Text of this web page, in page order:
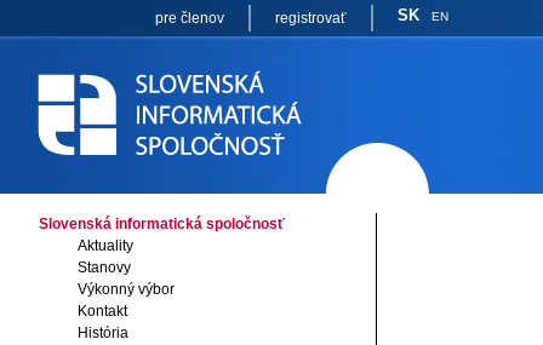
pre členov registrovať SK EN
Slovenská informatická spoločnosť
Aktuality
Stanovy
Výkonný výbor
Kontakt
História